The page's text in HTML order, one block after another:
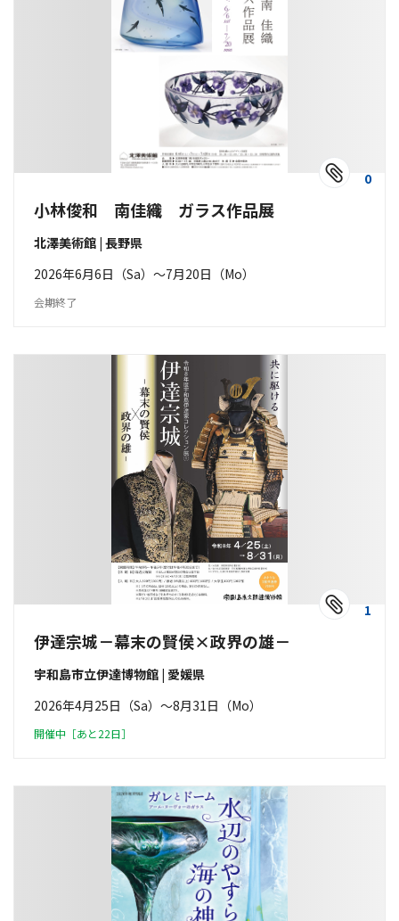
0
小林俊和 南佳織 ガラス作品展
北澤美術館 | 長野県
2026年6月6日（Sa）〜7月20日（Mo）
会期終了
1
伊達宗城－幕末の賢侯×政界の雄－
宇和島市立伊達博物館 | 愛媛県
2026年4月25日（Sa）〜8月31日（Mo）
開催中［あと22日］